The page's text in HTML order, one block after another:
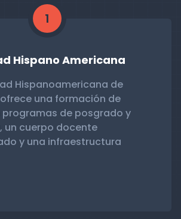
1
Hispano Americana
Hispanoamericana de
ofrece una formación de
de posgrado y
un cuerpo docente
y una infraestructura